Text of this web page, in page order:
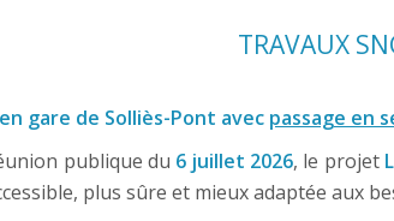
TRAVAUX
gare de Solliès-Pont avec passage en
publique du 6 juillet 2026, le projet
plus sûre et mieux adaptée aux